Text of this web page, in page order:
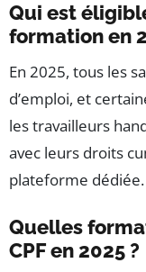
Qui est
formation en
En 2025, tous les
d’emploi, et
les travailleurs
avec leurs droits
plateforme dédiée.
Quelles
CPF en 2025 ?